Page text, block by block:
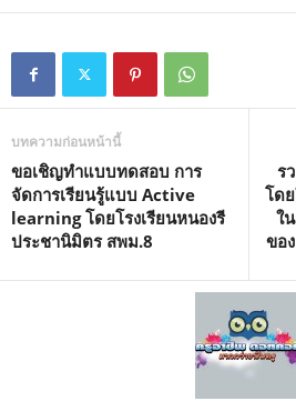
บทความก่อนหน้านี้
ขอเชิญทำแบบทดสอบ การ
จัดการเรียนรู้แบบ Active
learning โดยโรงเรียนหนองรี
ประชานิมิตร สพม.8
ร
โด
ใ
ขอ